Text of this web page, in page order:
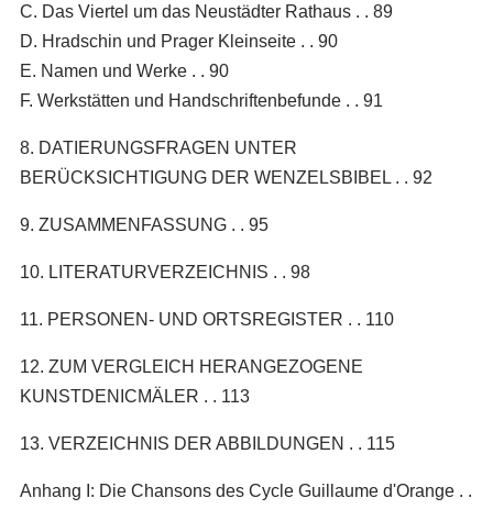
C. Das Viertel um das Neustädter Rathaus . . 89
D. Hradschin und Prager Kleinseite . . 90
E. Namen und Werke . . 90
F. Werkstätten und Handschriftenbefunde . . 91
8. DATIERUNGSFRAGEN UNTER
BERÜCKSICHTIGUNG DER WENZELSBIBEL . . 92
9. ZUSAMMENFASSUNG . . 95
10. LITERATURVERZEICHNIS . . 98
11. PERSONEN- UND ORTSREGISTER . . 110
12. ZUM VERGLEICH HERANGEZOGENE
KUNSTDENICMÄLER . . 113
13. VERZEICHNIS DER ABBILDUNGEN . . 115
Anhang I: Die Chansons des Cycle Guillaume d'Orange . .